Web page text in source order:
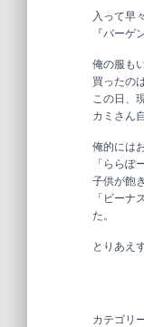
入って早
『バー
俺の服も
買ったの
この日、
カミさん
俺的には
「ららぽ
子供が飽
「ビー
た。
とりあえ
カテゴリ